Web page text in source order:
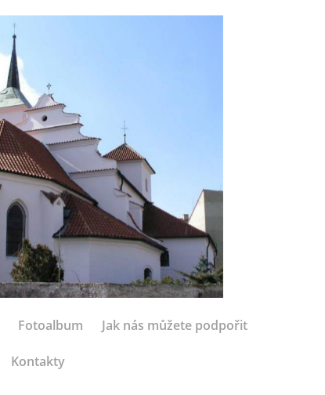
Fotoalbum Jak nás můžete podpořit
Kontakty